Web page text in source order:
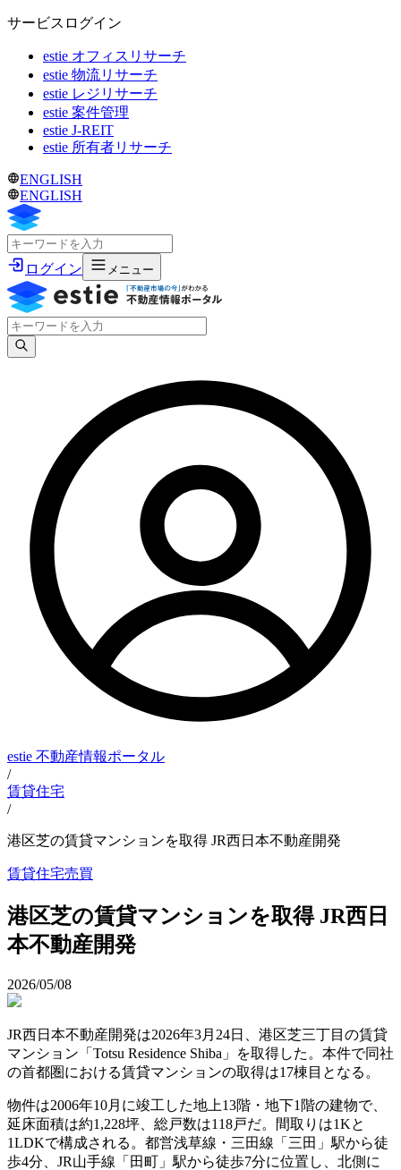
サービスログイン
estie オフィスリサーチ
estie 物流リサーチ
estie レジリサーチ
estie 案件管理
estie J-REIT
estie 所有者リサーチ
ENGLISH
ENGLISH
ログイン メニュー
estie 不動産情報ポータル
/
賃貸住宅
/
港区芝の賃貸マンションを取得 JR西日本不動産開発
賃貸住宅売買
港区芝の賃貸マンションを取得 JR西日
本不動産開発
2026/05/08
JR西日本不動産開発は2026年3月24日、港区芝三丁目の賃貸
マンション「Totsu Residence Shiba」を取得した。本件で同社
の首都圏における賃貸マンションの取得は17棟目となる。
物件は2006年10月に竣工した地上13階・地下1階の建物で、
延床面積は約1,228坪、総戸数は118戸だ。間取りは1Kと
1LDKで構成される。都営浅草線・三田線「三田」駅から徒
歩4分、JR山手線「田町」駅から徒歩7分に位置し、北側に